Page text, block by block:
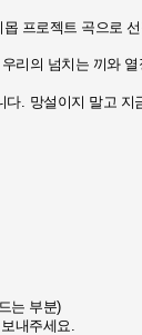
프로젝트 곡으로
우리의 넘치는 끼와
다. 망설이지 말고 지
는 부분)
내주세요.